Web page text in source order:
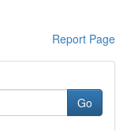
Report Page
Go